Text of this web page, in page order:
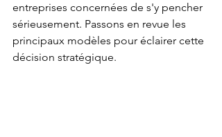
entreprises concernées de s'y pencher
sérieusement. Passons en revue les
principaux modèles pour éclairer cette
décision stratégique.